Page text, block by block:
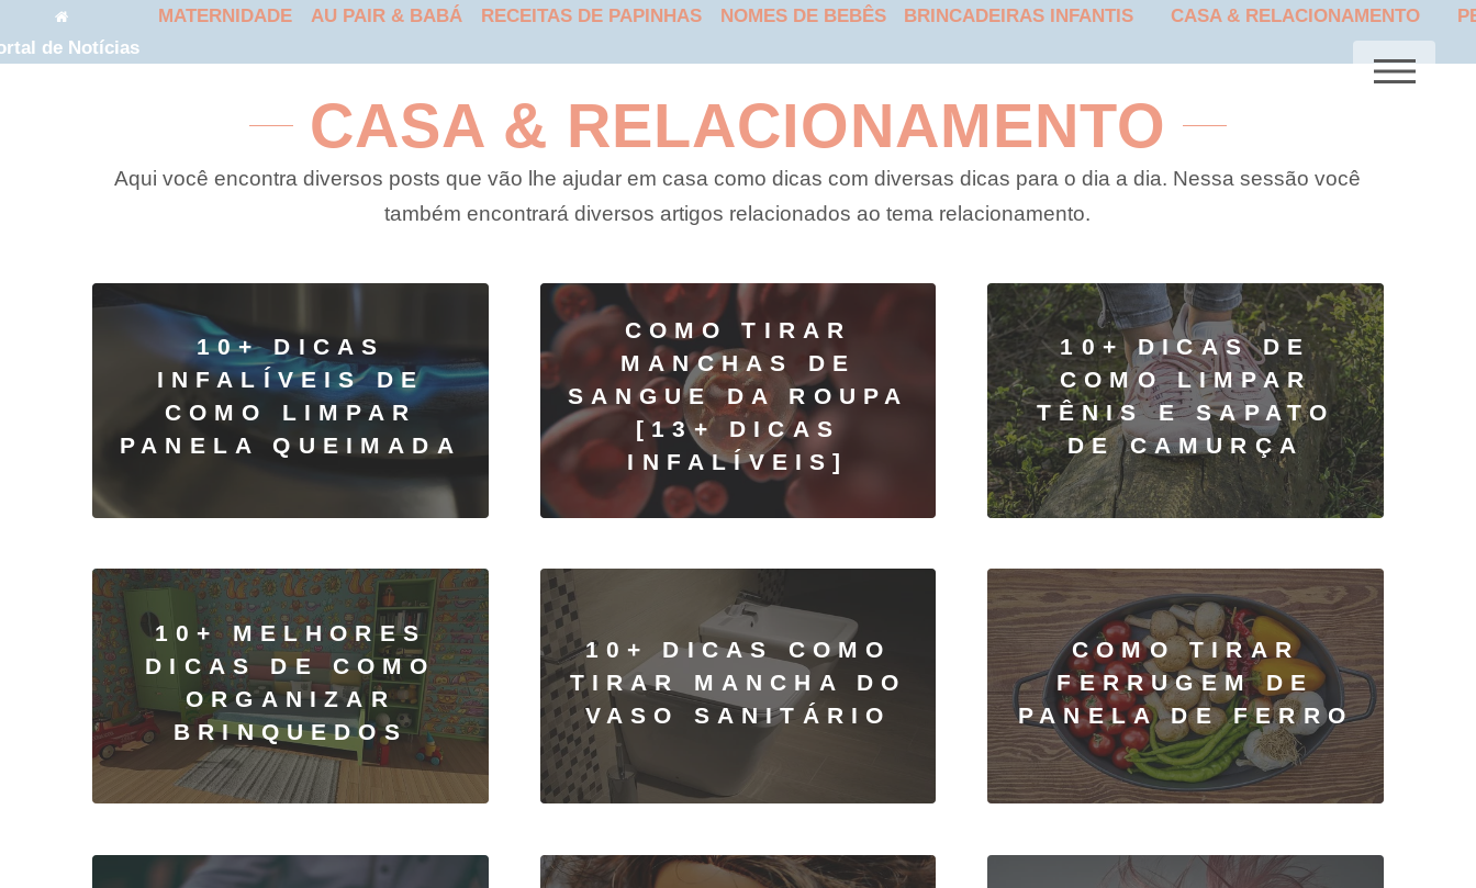
de Notícias
MATERNIDADE AU PAIR & BABÁ RECEITAS DE PAPINHAS NOMES DE BEBÊS BRINCADEIRAS INFANTIS CASA & RELACIONAMENTO
CASA & RELACIONAMENTO
Aqui você encontra diversos posts que vão lhe ajudar em casa como dicas com diversas dicas para o dia a dia. Nessa sessão você
também encontrará diversos artigos relacionados ao tema relacionamento.
10+ DICAS
INFALÍVEIS DE
COMO LIMPAR
PANELA QUEIMADA
COMO TIRAR
MANCHAS DE
SANGUE DA ROUPA
[13+ DICAS
INFALÍVEIS]
10+ DICAS DE
COMO LIMPAR
TÊNIS E SAPATO
DE CAMURÇA
10+ MELHORES
DICAS DE COMO
ORGANIZAR
BRINQUEDOS
10+ DICAS COMO
TIRAR MANCHA DO
VASO SANITÁRIO
COMO TIRAR
FERRUGEM DE
PANELA DE FERRO